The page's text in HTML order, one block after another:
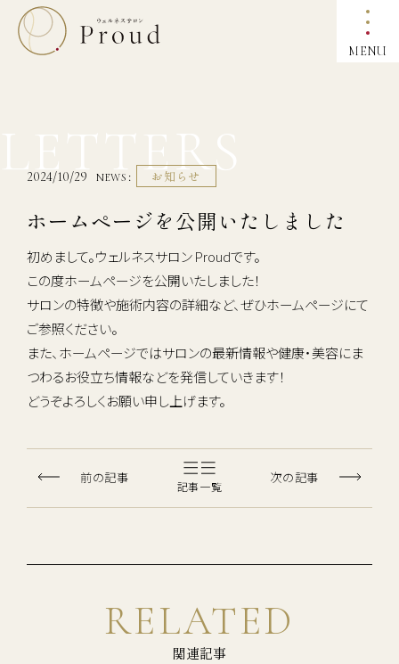
MENU
LETTERS
2024/10/29 NEWS お知らせ
ホームページを公開いたしました
初めまして。ウェルネスサロン Proudです。
この度ホームページを公開いたしました！
サロンの特徴や施術内容の詳細など、ぜひホームページにて
ご参照ください。
また、ホームページではサロンの最新情報や健康・美容にま
つわるお役立ち情報などを発信していきます！
どうぞよろしくお願い申し上げます。
前の記事
記事一覧
次の記事
RELATED
関連記事